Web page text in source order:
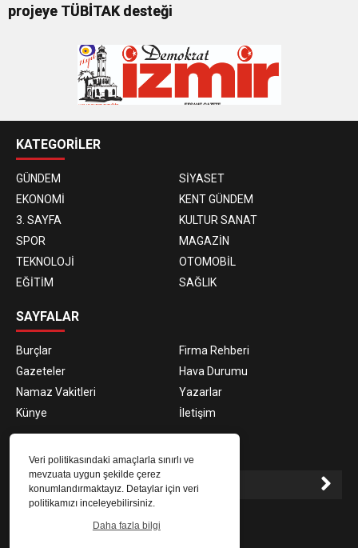
Veri politikasındaki amaçlarla sınırlı ve
mevzuata uygun şekilde çerez
konumlandırmaktayız. Detaylar için veri
politikamızı inceleyebilirsiniz.
Daha fazla bilgi
projeye TÜBİTAK desteği
KATEGORİLER
GÜNDEM
SİYASET
EKONOMİ
KENT GÜNDEM
3. SAYFA
KULTUR SANAT
SPOR
MAGAZİN
TEKNOLOJİ
OTOMOBİL
EĞİTİM
SAĞLIK
SAYFALAR
Burçlar
Firma Rehberi
Gazeteler
Hava Durumu
Namaz Vakitleri
Yazarlar
Künye
İletişim